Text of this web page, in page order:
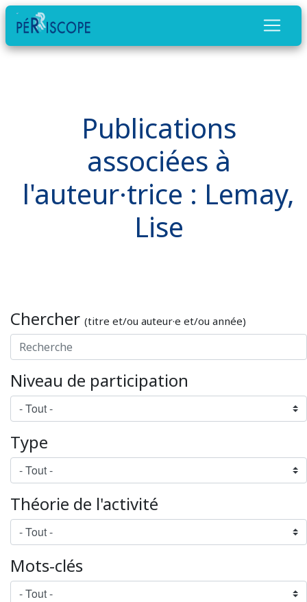
Publications
associées à
l'auteur·trice : Lemay,
Lise
Chercher (titre et/ou auteur·e et/ou année)
Niveau de participation
Type
Théorie de l'activité
Mots-clés